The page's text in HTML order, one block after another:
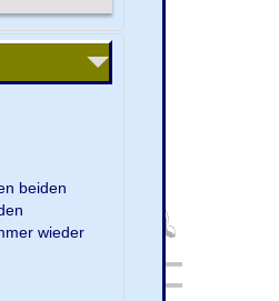
beiden
wieder